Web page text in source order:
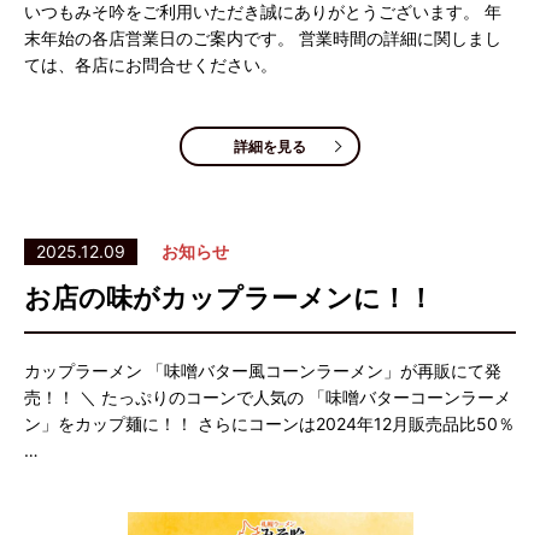
いつもみそ吟をご利用いただき誠にありがとうございます。 年
末年始の各店営業日のご案内です。 営業時間の詳細に関しまし
ては、各店にお問合せください。
詳細を見る
2025.12.09 お知らせ
お店の味がカップラーメンに！！
カップラーメン 「味噌バター風コーンラーメン」が再販にて発
売！！ ＼ たっぷりのコーンで人気の 「味噌バターコーンラーメ
ン」をカップ麺に！！ さらにコーンは2024年12月販売品比50％
…